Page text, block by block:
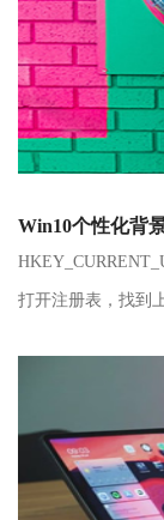
Win10个性化背
打开注册表，找到